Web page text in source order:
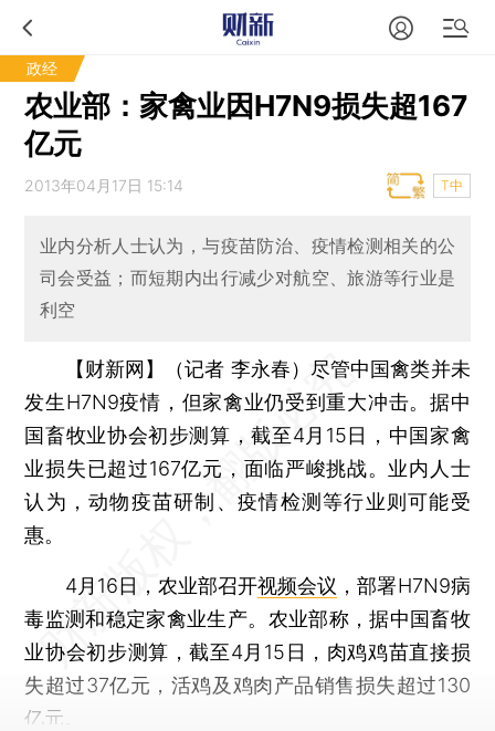
政经
农业部：家禽业因H7N9损失超167
亿元
2013年04月17日 15:14 T中
业内分析人士认为，与疫苗防治、疫情检测相关的公
司会受益；而短期内出行减少对航空、旅游等行业是
利空
【财新网】（记者 李永春） 尽管中国禽类并未
发生H7N9疫情，但家禽业仍受到重大冲击。据中
国畜牧业协会初步测算，截至4月15日，中国家禽
业损失已超过167亿元，面临严峻挑战。业内人士
认为，动物疫苗研制、疫情检测等行业则可能受
惠。
4月16日，农业部召开视频会议 ，部署H7N9病
毒监测和稳定家禽业生产。农业部称，据中国畜牧
业协会初步测算，截至4月15日，肉鸡鸡苗直接损
失超过37亿元，活鸡及鸡肉产品销售损失超过130
亿元。